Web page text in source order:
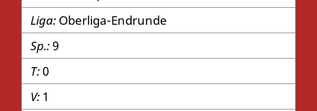
Oberliga-Endrunde
9
0
1